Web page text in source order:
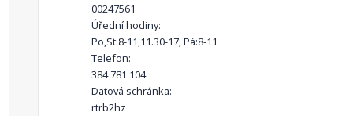
00247561
Úřední hodiny:
Po,St:8-11,11.30-17; Pá:8-11
Telefon:
384 781 104
Datová schránka:
rtrb2hz